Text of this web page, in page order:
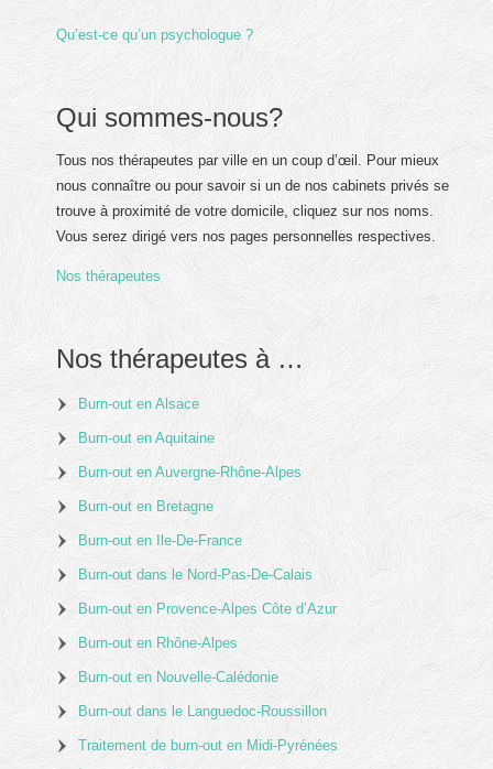
Qu’est-ce qu’un psychologue ?
Qui sommes-nous?
Tous nos thérapeutes par ville en un coup d’œil. Pour mieux
nous connaître ou pour savoir si un de nos cabinets privés se
trouve à proximité de votre domicile, cliquez sur nos noms.
Vous serez dirigé vers nos pages personnelles respectives.
Nos thérapeutes
Nos thérapeutes à …
Burn-out en Alsace
Burn-out en Aquitaine
Burn-out en Auvergne-Rhône-Alpes
Burn-out en Bretagne
Burn-out en Ile-De-France
Burn-out dans le Nord-Pas-De-Calais
Burn-out en Provence-Alpes Côte d’Azur
Burn-out en Rhône-Alpes
Burn-out en Nouvelle-Calédonie
Burn-out dans le Languedoc-Roussillon
Traitement de burn-out en Midi-Pyrénées